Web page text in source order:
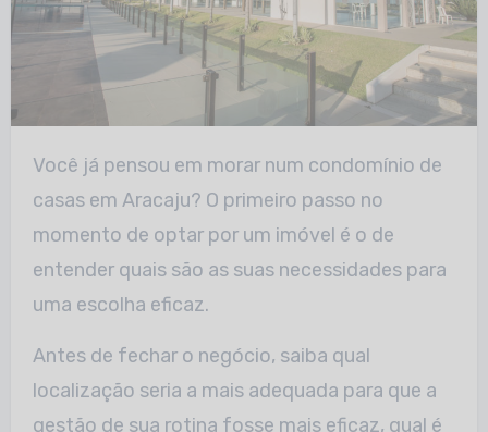
Você já pensou em morar num condomínio de
casas em Aracaju? O primeiro passo no
momento de optar por um imóvel é o de
entender quais são as suas necessidades para
uma escolha eficaz.
Antes de fechar o negócio, saiba qual
localização seria a mais adequada para que a
gestão de sua rotina fosse mais eficaz, qual é